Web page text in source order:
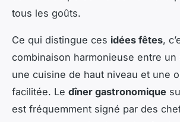
tous les goûts.
Ce qui distingue ces idées fêtes,
combinaison harmonieuse entre un
une cuisine de haut niveau et une
facilitée. Le dîner gastronomique
est fréquemment signé par des